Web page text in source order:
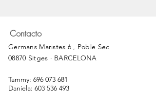
Contacto
Germans Maristes 6 , Poble Sec
08870 Sitges · BARCELONA
Tammy: 696 073 681
Daniela: 603 536 493